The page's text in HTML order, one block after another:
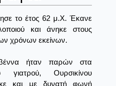
το έτος 62 μ.Χ. Έκανε
και άνηκε στους
χρόνων εκείνων.
ήταν παρών στα
γιατρού, Ουρσικίνου
και με δυνατή φωνή